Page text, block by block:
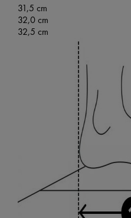
31,5 cm
32,0 cm
32,5 cm